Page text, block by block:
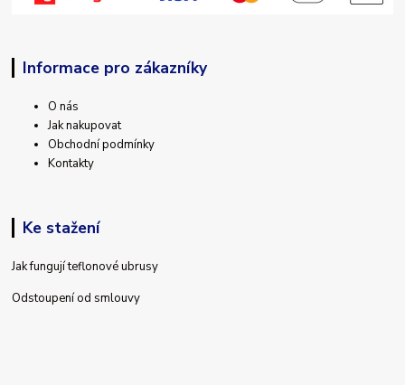
Informace pro zákazníky
O nás
Jak nakupovat
Obchodní podmínky
Kontakty
Ke stažení
Jak fungují teflonové ubrusy
Odstoupení od smlouvy